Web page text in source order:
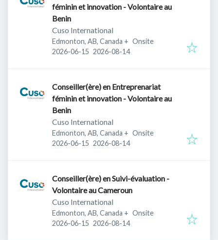
féminin et innovation - Volontaire au
Benin
Cuso International
Edmonton, AB, Canada + Onsite
Published:
2026-06-15 Expires:
2026-08-14
Conseiller(ère) en Entreprenariat
féminin et innovation - Volontaire au
Benin
Cuso International
Edmonton, AB, Canada + Onsite
Published:
2026-06-15 Expires:
2026-08-14
Conseiller(ère) en Suivi-évaluation -
Volontaire au Cameroun
Cuso International
Edmonton, AB, Canada + Onsite
Published:
2026-06-15 Expires:
2026-08-14